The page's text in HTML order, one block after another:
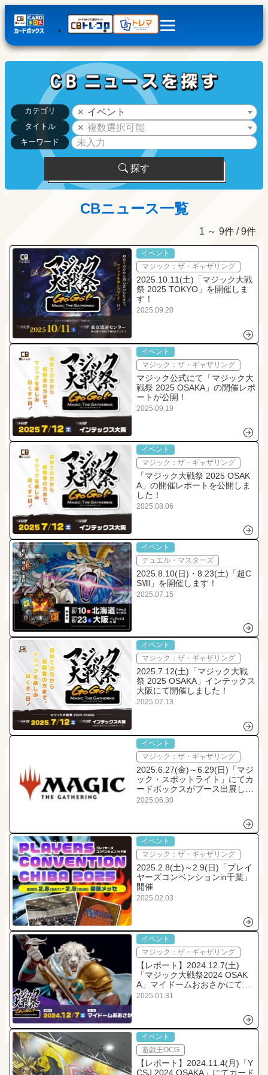
カテゴリ イベント
タイトル 複数選択可能
キーワード
探す
CBニュース一覧
1 ～ 9件 / 9件
イベント
マジック：ザ・ギャザリング
2025.10.11(土)「マジック大戦
祭 2025 TOKYO」を開催しま
す！
2025.09.20
イベント
マジック：ザ・ギャザリング
マジック公式にて「マジック大
戦祭 2025 OSAKA」の開催レポ
ートが公開！
2025.09.19
イベント
マジック：ザ・ギャザリング
「マジック大戦祭 2025 OSAK
A」の開催レポートを公開しま
した！
2025.08.06
イベント
デュエル・マスターズ
2025.8.10(日)・8.23(土)「超C
SⅧ」を開催します！
2025.07.15
イベント
マジック：ザ・ギャザリング
2025.7.12(土)「マジック大戦
祭 2025 OSAKA」インテックス
大阪にて開催しました！
2025.07.13
イベント
マジック：ザ・ギャザリング
2025.6.27(金)～6.29(日)「マジ
ック・スポットライト」にてカ
ードボックスがブース出展しま
した！
2025.06.30
イベント
マジック：ザ・ギャザリング
2025.2.8(土)～2.9(日)「プレイ
ヤーズコンベンションin千葉」
開催
2025.02.03
イベント
マジック：ザ・ギャザリング
【レポート】2024.12.7(土)
「マジック大戦祭2024 OSAK
A」マイドームおおさかにて開
催！
2025.01.31
イベント
遊戯王OCG
【レポート】2024.11.4(月)「Y
CSJ 2024 OSAKA」にてカード